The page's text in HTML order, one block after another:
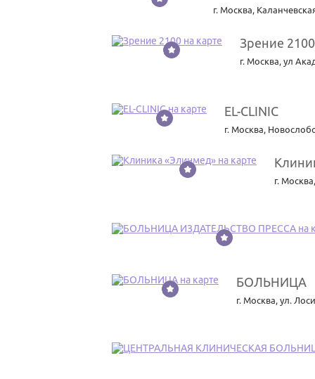
г. Москва,
2 Зрение 2100
г. Москва, ул
3 EL-CLINIC
г. Москва,
4
г. Москва
5
6 БОЛЬНИЦА
г. Москва, ул.
7